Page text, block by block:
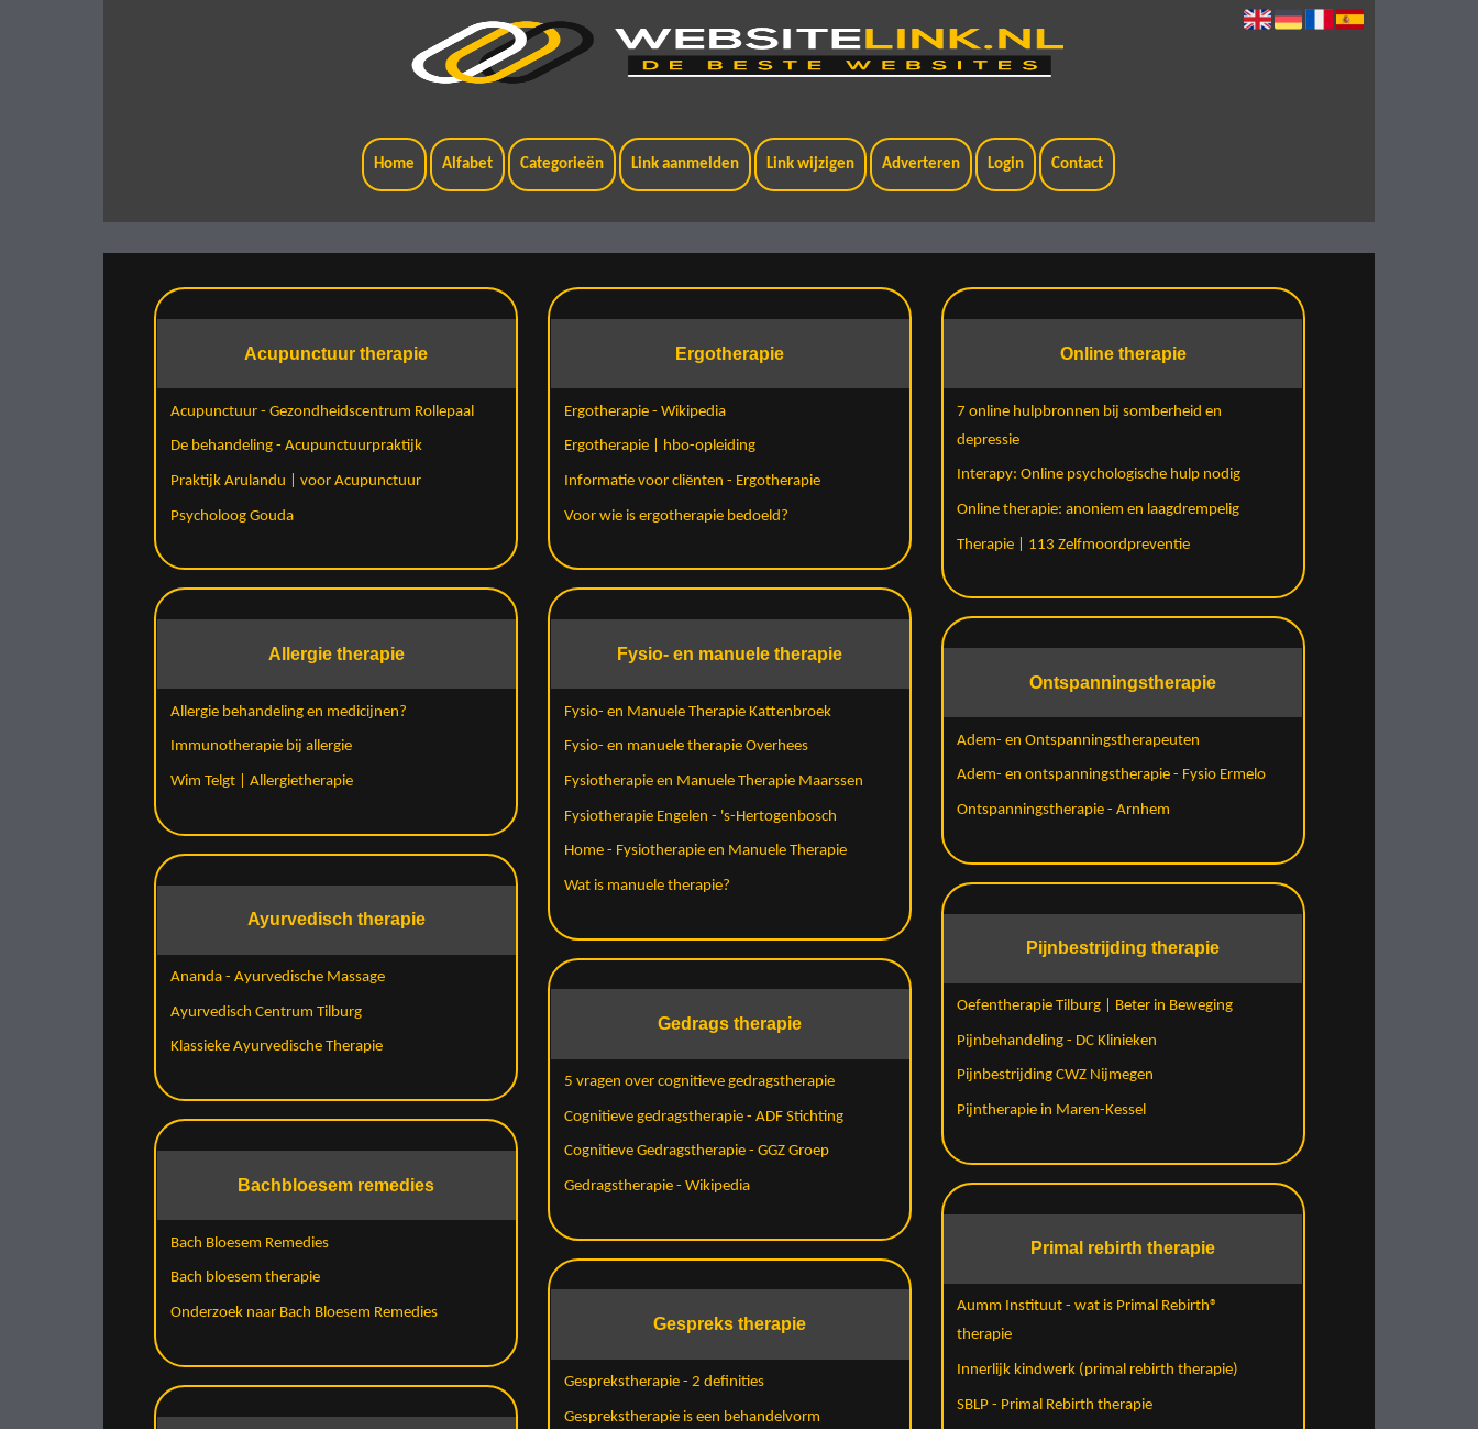
Home Alfabet Categorieën Link aanmelden Link wijzigen Adverteren Login Contact
Acupunctuur therapie
Acupunctuur - Gezondheidscentrum Rollepaal
De behandeling - Acupunctuurpraktijk
Praktijk Arulandu | voor Acupunctuur
Psycholoog Gouda
Allergie therapie
Allergie behandeling en medicijnen?
Immunotherapie bij allergie
Wim Telgt | Allergietherapie
Ayurvedisch therapie
Ananda - Ayurvedische Massage
Ayurvedisch Centrum Tilburg
Klassieke Ayurvedische Therapie
Bachbloesem remedies
Bach Bloesem Remedies
Bach bloesem therapie
Onderzoek naar Bach Bloesem Remedies
Ergotherapie
Ergotherapie - Wikipedia
Ergotherapie | hbo-opleiding
Informatie voor cliënten - Ergotherapie
Voor wie is ergotherapie bedoeld?
Fysio- en manuele therapie
Fysio- en Manuele Therapie Kattenbroek
Fysio- en manuele therapie Overhees
Fysiotherapie en Manuele Therapie Maarssen
Fysiotherapie Engelen - 's-Hertogenbosch
Home - Fysiotherapie en Manuele Therapie
Wat is manuele therapie?
Gedrags therapie
5 vragen over cognitieve gedragstherapie
Cognitieve gedragstherapie - ADF Stichting
Cognitieve Gedragstherapie - GGZ Groep
Gedragstherapie - Wikipedia
Gespreks therapie
Gesprekstherapie - 2 definities
Gesprekstherapie is een behandelvorm
Online therapie
7 online hulpbronnen bij somberheid en
depressie
Interapy: Online psychologische hulp nodig
Online therapie: anoniem en laagdrempelig
Therapie | 113 Zelfmoordpreventie
Ontspanningstherapie
Adem- en Ontspanningstherapeuten
Adem- en ontspanningstherapie - Fysio Ermelo
Ontspanningstherapie - Arnhem
Pijnbestrijding therapie
Oefentherapie Tilburg | Beter in Beweging
Pijnbehandeling - DC Klinieken
Pijnbestrijding CWZ Nijmegen
Pijntherapie in Maren-Kessel
Primal rebirth therapie
Aumm Instituut - wat is Primal Rebirth®
therapie
Innerlijk kindwerk (primal rebirth therapie)
SBLP - Primal Rebirth therapie